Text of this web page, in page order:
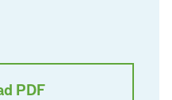
PDF